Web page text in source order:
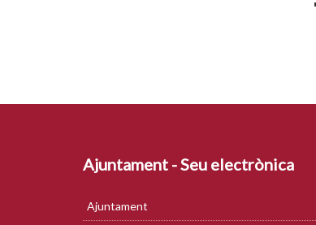
Ajuntament - Seu electrònica
Ajuntament